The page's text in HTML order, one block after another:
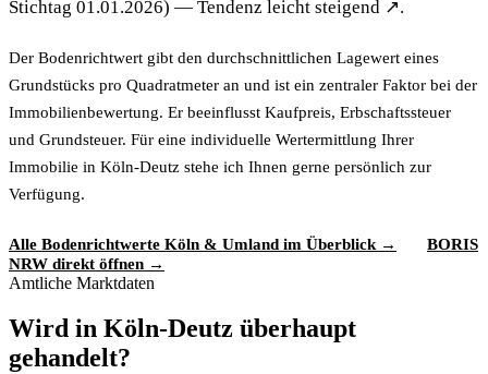
Stichtag 01.01.2026) — Tendenz leicht steigend ↗.
Der Bodenrichtwert gibt den durchschnittlichen Lagewert eines
Grundstücks pro Quadratmeter an und ist ein zentraler Faktor bei der
Immobilienbewertung. Er beeinflusst Kaufpreis, Erbschaftssteuer
und Grundsteuer. Für eine individuelle Wertermittlung Ihrer
Immobilie in Köln-Deutz stehe ich Ihnen gerne persönlich zur
Verfügung.
Alle Bodenrichtwerte Köln & Umland im Überblick →
BORIS
NRW direkt öffnen →
Amtliche Marktdaten
Wird in Köln-Deutz überhaupt
gehandelt?